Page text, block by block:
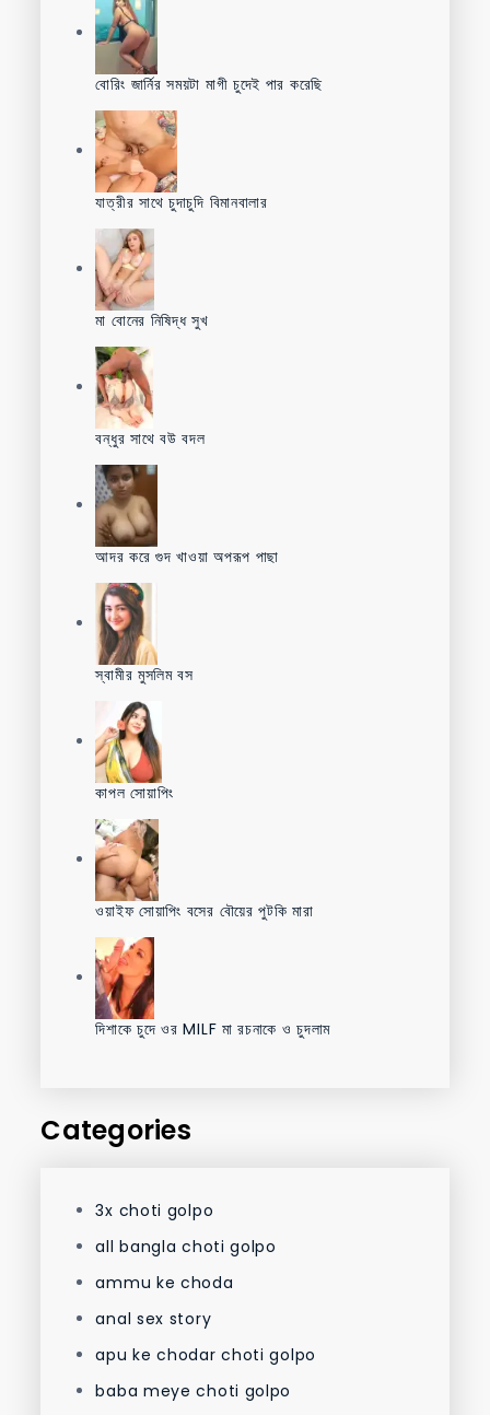
বোরিং জার্নির সময়টা মাগী চুদেই পার করেছি
যাত্রীর সাথে চুদাচুদি বিমানবালার
মা বোনের নিষিদ্ধ সুখ
বন্ধুর সাথে বউ বদল
আদর করে গুদ খাওয়া অপরূপ পাছা
স্বামীর মুসলিম বস
কাপল সোয়াপিং
ওয়াইফ সোয়াপিং বসের বৌয়ের পুটকি মারা
দিশাকে চুদে ওর MILF মা রচনাকে ও চুদলাম
Categories
3x choti golpo
all bangla choti golpo
ammu ke choda
anal sex story
apu ke chodar choti golpo
baba meye choti golpo